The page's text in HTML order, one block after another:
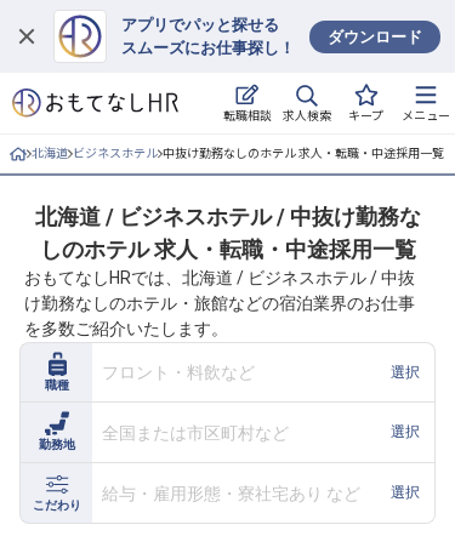
アプリでパッと探せる
スムーズにお仕事探し！
ダウンロード
転職相談 求人検索 キープ メニュー
ログイン
求人・施設を探す
就職・転職 合同説明会
おもてなしHRについて
ご利用の流れ
よくある質問
ホテル・宿泊業界情報コラム
北海道 ビジネスホテル 中抜け勤務なしのホテル 求人・転職・中途採用一覧
北海道 / ビジネスホテル / 中抜け勤務な
しのホテル 求人・転職・中途採用一覧
おもてなしHRでは、北海道 / ビジネスホテル / 中抜
け勤務なしのホテル・旅館などの宿泊業界のお仕事
を多数ご紹介いたします。
職種
フロント・料飲など 選択
勤務地
全国または市区町村など 選択
こだわり
給与・雇用形態・寮社宅あり など 選択